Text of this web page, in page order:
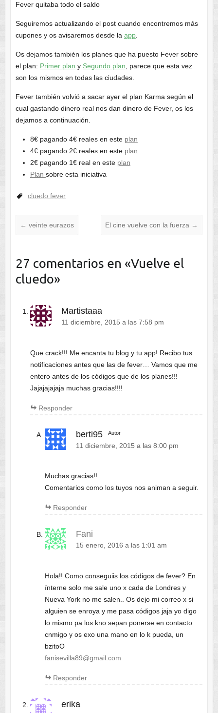
Fever quitaba todo el saldo
Seguiremos actualizando el post cuando encontremos más
cupones y os avisaremos desde la app.
Os dejamos también los planes que ha puesto Fever sobre
el plan: Primer plan y Segundo plan , parece que esta vez
son los mismos en todas las ciudades.
Fever también volvió a sacar ayer el plan Karma según el
cual gastando dinero real nos dan dinero de Fever, os los
dejamos a continuación.
8€ pagando 4€ reales en este plan
4€ pagando 2€ reales en este plan
2€ pagando 1€ real en este plan
Plan sobre esta iniciativa
cluedo fever
← veinte eurazos El cine vuelve con la fuerza →
27 comentarios en «Vuelve el
cluedo»
Martistaaa
11 diciembre, 2015 a las 7:58 pm
Que crack!!! Me encanta tu blog y tu app! Recibo tus
notificaciones antes que las de fever… Vamos que me
entero antes de los códigos que de los planes!!!
Jajajajajaja muchas gracias!!!!
Responder
berti95 Autor
11 diciembre, 2015 a las 8:00 pm
Muchas gracias!!
Comentarios como los tuyos nos animan a seguir.
Responder
Fani
15 enero, 2016 a las 1:01 am
Hola!! Como conseguiis los códigos de fever? En
ínterne solo me sale uno x cada de Londres y
Nueva York no me salen.. Os dejo mi correo x si
alguien se enroya y me pasa códigos jaja yo digo
lo mismo pa los kno sepan ponerse en contacto
cnmigo y os exo una mano en lo k pueda, un
bzitoO
fanisevilla89@gmail.com
Responder
erika